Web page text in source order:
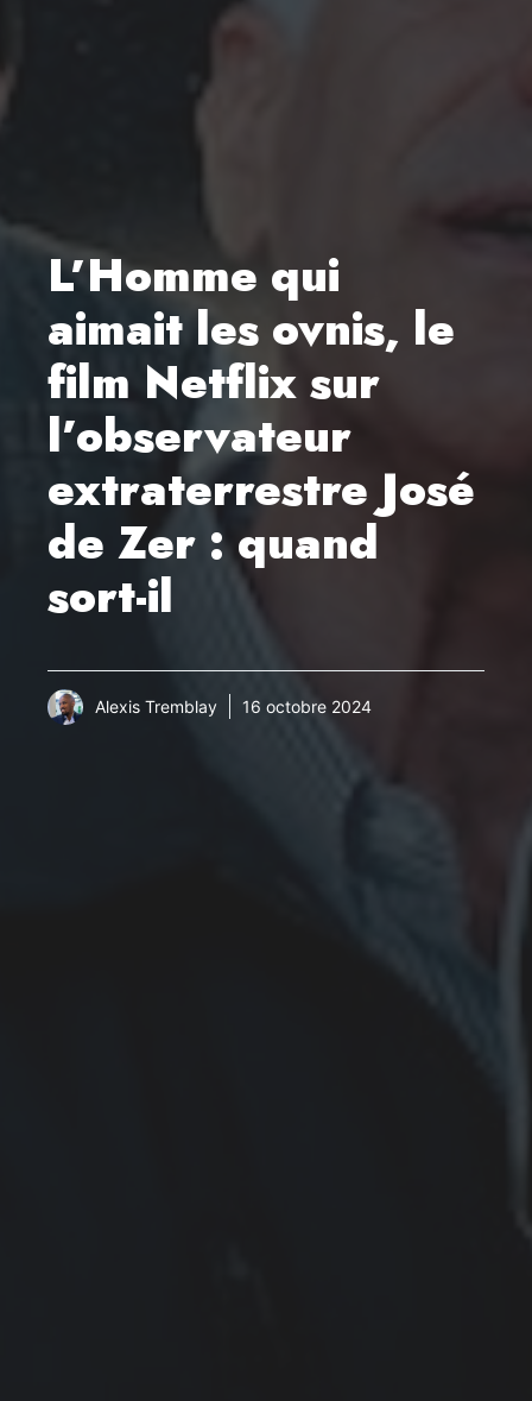
L’Homme qui
aimait les ovnis, le
film Netflix sur
l’observateur
extraterrestre José
de Zer : quand
sort-il
Alexis Tremblay 16 octobre 2024